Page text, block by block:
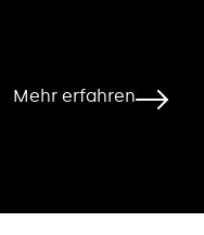
Mehr erfahren